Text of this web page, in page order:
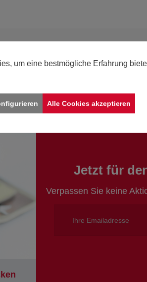
Jetzt für
Verpassen Sie keine
um eine bestmögliche Erfahrung
Alle Cookies akzeptieren